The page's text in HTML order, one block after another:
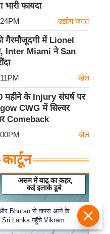
भारी फायदा
उद्योग जगत
गैरमौजूदगी में Lionel
Inter Miami ने San
खेल
महीने के Injury संघर्ष पर
CWG में सिल्वर
Comeback
खेल
कार्टून
Bhutan से वापस आने के
Sri Lanka पहुँचे Vikram
के जबरदस्त दाँव से दुनिया